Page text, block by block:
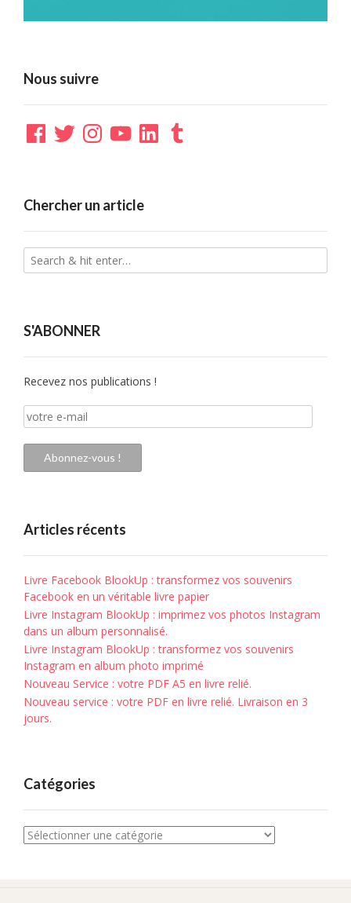
Nous suivre
Facebook
TwitterInstagramYouTubeLinkedInTumblr
Chercher un article
S'ABONNER
Recevez nos publications !
votre
e-
mail
Abonnez-vous !
Articles récents
Livre Facebook BlookUp : transformez vos souvenirs
Facebook en un véritable livre papier
Livre Instagram BlookUp : imprimez vos photos Instagram
dans un album personnalisé.
Livre Instagram BlookUp : transformez vos souvenirs
Instagram en album photo imprimé
Nouveau Service : votre PDF A5 en livre relié.
Nouveau service : votre PDF en livre relié. Livraison en 3
jours.
Catégories
Catégories